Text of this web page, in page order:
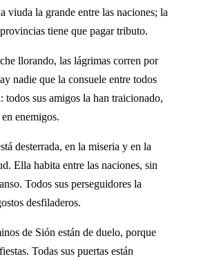
viuda la grande entre las naciones; la
tiene que pagar tributo.
llorando, las lágrimas corren por
nadie que la consuele entre todos
todos sus amigos la han traicionado,
enemigos.
desterrada, en la miseria y en la
Ella habita entre las naciones, sin
Todos sus perseguidores la
desfiladeros.
de Sión están de duelo, porque
Todas sus puertas están